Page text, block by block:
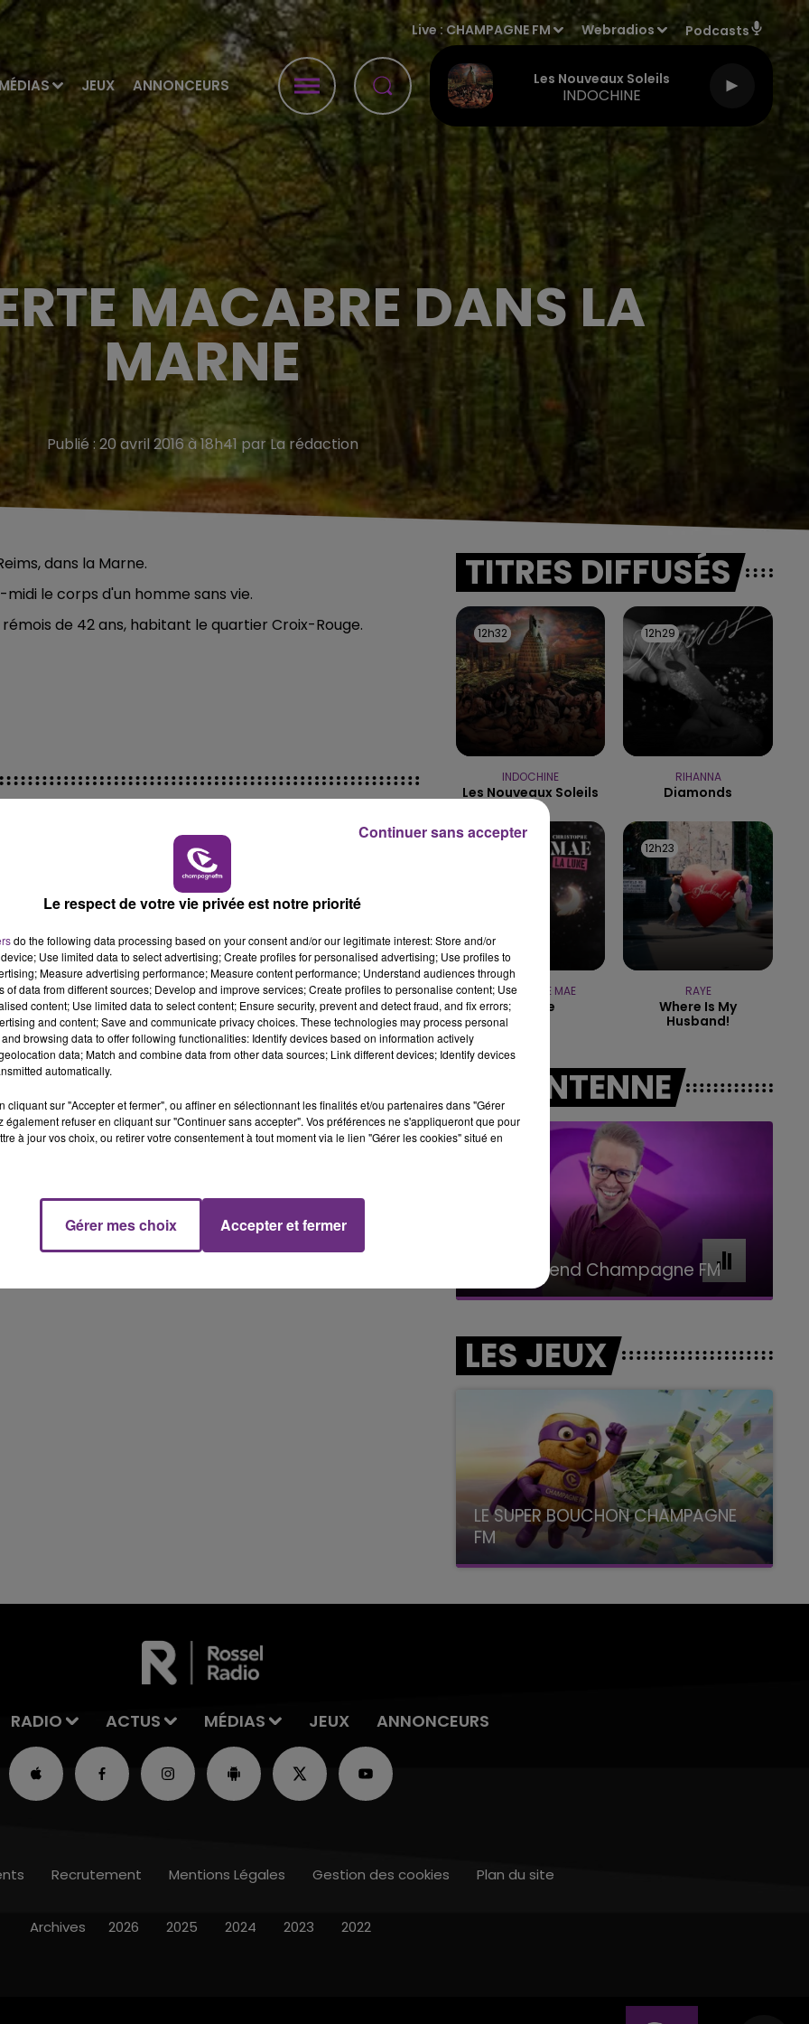
MÉDIAS JEUX ANNONCEURS
Live :CHAMPAGNE FM Webradios Podcasts
Les Nouveaux Soleils
INDOCHINE
16h00 - 20h00
LE WEEK-END CHAMPAGNE FM
7h00 - 11h00
MACABRE DANS LA
MARNE
Publié : 20 avril 2016 à 18h41 par La rédaction
dans la Marne.
le corps d'un homme sans vie.
de 42 ans, habitant le quartier Croix-Rouge.
LE MAGASIN JOUÉCLUB DE REIMS FERME
SES PORTES
C'était l'une des institutions du centre-ville
rémois. Le magasin JouéClub est contraint de
fermer ses portes.
TITRES DIFFUSÉS
12h32
12h32
INDOCHINE
Les Nouveaux Soleils
12h29
12h29
RIHANNA
Diamonds
CHRISTOPHE MAE
La Lune
12h23
12h23
RAYE
Where Is My
Husband!
A L'ANTENNE
7h00 - 11h00
Le week-end Champagne FM
LES JEUX
LE SUPER BOUCHON CHAMPAGNE
FM
avec La Famille Champagne FM, à 8H10
RADIO ACTUS MÉDIAS JEUX ANNONCEURS
Recrutement Mentions Légales Gestion des cookies Plan du site
Archives 2026 2025 2024 2023 2022
Le respect de votre vie privée est notre priorité
do the following data processing based on your consent and/or our legitimate interest: Store and/or
Use limited data to select advertising; Create profiles for personalised advertising; Use profiles to
Measure advertising performance; Measure content performance; Understand audiences through
of data from different sources; Develop and improve services; Create profiles to personalise content; Use
content; Use limited data to select content; Ensure security, prevent and detect fraud, and fix errors;
and content; Save and communicate privacy choices. These technologies may process personal
browsing data to offer following functionalities: Identify devices based on information actively
data; Match and combine data from other data sources; Link different devices; Identify devices
automatically.
cliquant sur "Accepter et fermer", ou affiner en sélectionnant les finalités et/ou partenaires dans "Gérer
également refuser en cliquant sur "Continuer sans accepter". Vos préférences ne s'appliqueront que pour
à jour vos choix, ou retirer votre consentement à tout moment via le lien "Gérer les cookies" situé en
Gérer mes choix Accepter et fermer
Continuer sans accepter